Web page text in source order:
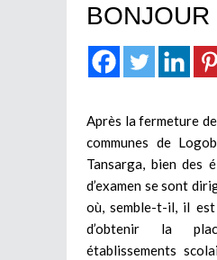
BONJOUR
Après la fermeture
communes de
Tansarga, bien des
d’examen se sont
où, semble-t-il, il
d’obtenir la
établissements